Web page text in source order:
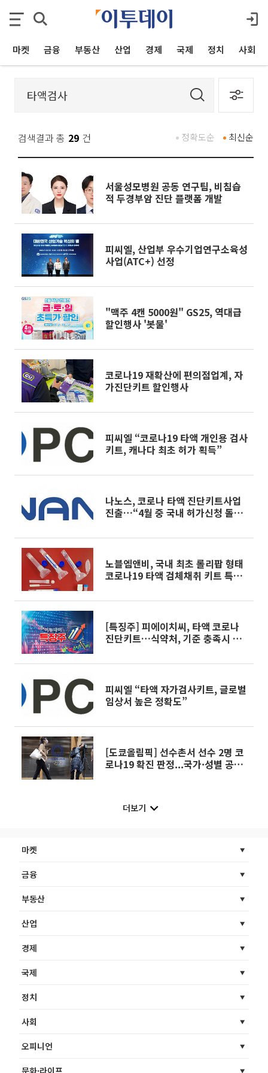
마켓 금융 부동산 산업 경제 국제 정치 사회
검색결과 총 29 건 최신순
정확도순
서울성모병원 공동 연구팀, 비침습
적 두경부암 진단 플랫폼 개발
피씨엘, 산업부 우수기업연구소육성
사업(ATC+) 선정
"맥주 4캔 5000원" GS25, 역대급
할인행사 '봇물'
코로나19 재확산에 편의점업계, 자
가진단키트 할인행사
피씨엘 “코로나19 타액 개인용 검사
키트, 캐나다 최초 허가 획득”
나노스, 코로나 타액 진단키트사업
진출…“4월 중 국내 허가신청 돌
노블엠앤비, 국내 최초 롤리팝 형태
코로나19 타액 검체채취 키트 특허
[특징주] 피에이치씨, 타액 코로나
진단키트…식약처, 기준 충족시 허
피씨엘 “타액 자가검사키트, 글로벌
임상서 높은 정확도”
[도쿄올림픽] 선수촌서 선수 2명 코
로나19 확진 판정...국가·성별 공개
더보기
마켓
금융
부동산
산업
경제
국제
정치
사회
오피니언
문화·라이프